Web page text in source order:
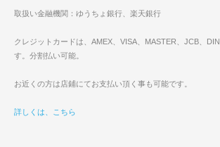
取扱い金融機関：ゆうちょ銀行、楽天銀行
クレジットカードは、AMEX、VISA、MASTER、JCB、
す。分割払い可能。
お近くの方は店鋪にてお支払い頂く事も可能です。
詳しくは、こちら